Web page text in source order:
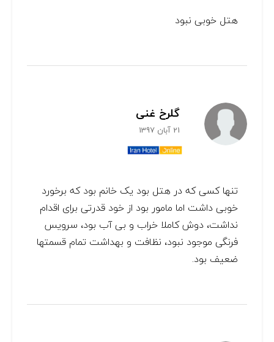
هتل خوبی نبود
گلرخ غنی
21 آبان 1397
تنها کسی که در هتل بود یک خانم بود که برخورد
خوبی داشت اما مامور بود از خود قدرتی برای اقدام
نداشت، دوش کاملا خراب و بی آب بود، سرویس
فرنگی موجود نبود، نظافت و بهداشت تمام قسمتها
ضعیف بود.